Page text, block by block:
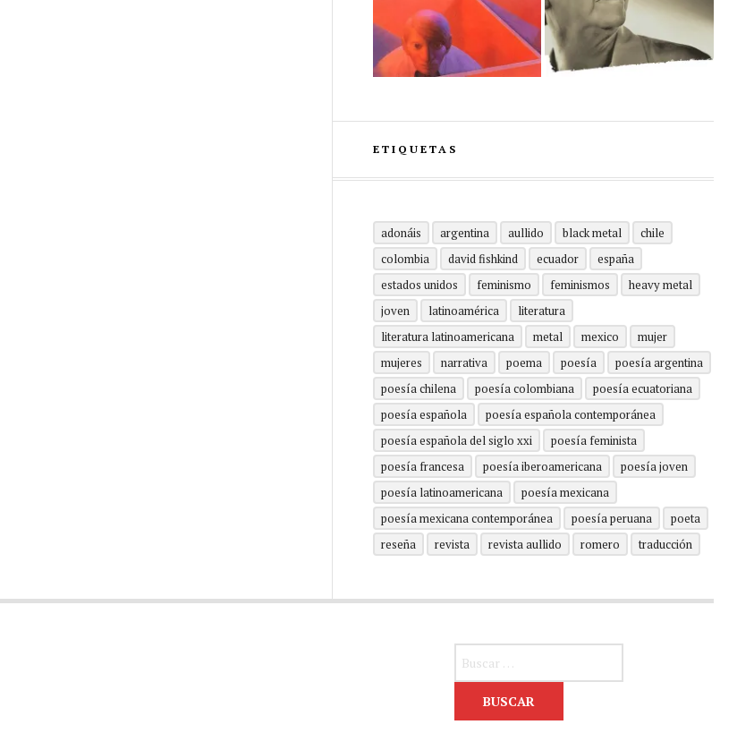
ETIQUETAS
adonáis argentina aullido black metal
chile
colombia
david fishkind ecuador
españa
estados unidos
feminismo feminismos
heavy metal
joven
latinoamérica
literatura
literatura latinoamericana
metal mexico
mujer
mujeres
narrativa poema poesía
poesía argentina
poesía chilena
poesía colombiana
poesía ecuatoriana
poesía española
poesía española contemporánea
poesía española del siglo xxi
poesía feminista
poesía francesa
poesía iberoamericana
poesía joven
poesía latinoamericana
poesía mexicana
poesía mexicana contemporánea
poesía peruana
poeta
reseña
revista revista aullido romero traducción